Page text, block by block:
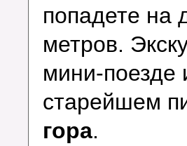
попадете на
метров.
мини-поезде
старейшем
гора.